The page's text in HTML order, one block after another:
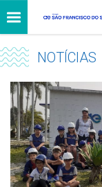
NOTÍCIAS